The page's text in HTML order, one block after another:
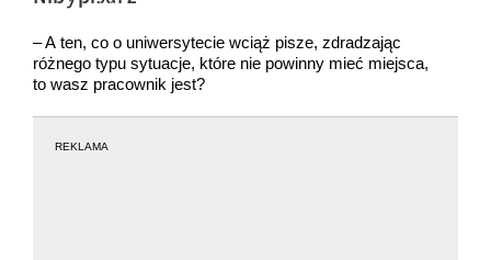
– A ten, co o uniwersytecie wciąż pisze, zdradzając
różnego typu sytuacje, które nie powinny mieć miejsca,
to wasz pracownik jest?
REKLAMA